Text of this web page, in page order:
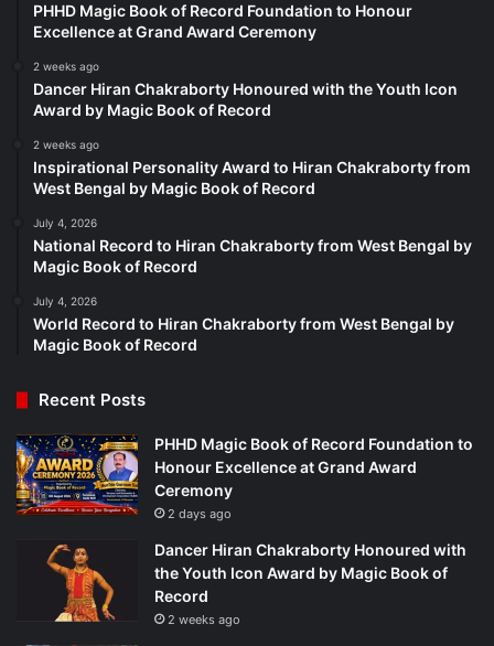
PHHD Magic Book of Record Foundation to Honour
Excellence at Grand Award Ceremony
2 weeks ago
Dancer Hiran Chakraborty Honoured with the Youth Icon
Award by Magic Book of Record
2 weeks ago
Inspirational Personality Award to Hiran Chakraborty from
West Bengal by Magic Book of Record
July 4, 2026
National Record to Hiran Chakraborty from West Bengal by
Magic Book of Record
July 4, 2026
World Record to Hiran Chakraborty from West Bengal by
Magic Book of Record
Recent Posts
PHHD Magic Book of Record Foundation to
Honour Excellence at Grand Award
Ceremony
2 days ago
Dancer Hiran Chakraborty Honoured with
the Youth Icon Award by Magic Book of
Record
2 weeks ago